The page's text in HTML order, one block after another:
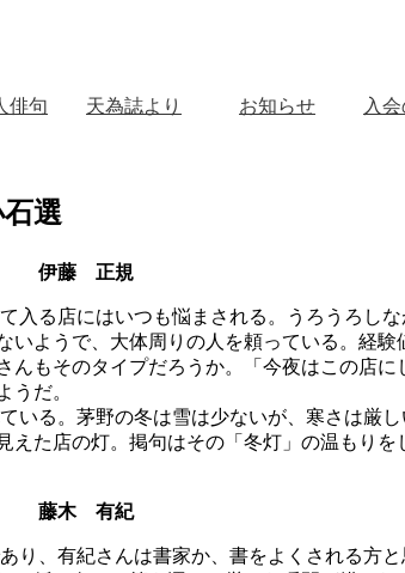
俳句 天為誌より お知らせ 入
選
伊藤 正規
る店にはいつも悩まされる。うろうろし
いようで、大体周りの人を頼っている。経
んもそのタイプだろうか。「今夜はこの店に
うだ。
る。茅野の冬は雪は少ないが、寒さは厳
た店の灯。掲句はその「冬灯」の温もりを
藤木 有紀
、有紀さんは書家か、書をよくされる方